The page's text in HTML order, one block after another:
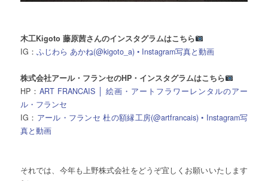
木工Kigoto 藤原茜さんのインスタグラムはこちら
IG： ふじわら あかね(@kigoto_a) • Instagram写真と動画
株式会社アール・フランセのHP・インスタグラムはこちら
HP： ART FRANCAIS │ 絵画・アートフラワーレンタルのアー
ル・フランセ
IG： アール・フランセ 杜の額縁工房(@artfrancais) • Instagram写
真と動画
それでは、今年も上野株式会社をどうぞ宜しくお願いいたします